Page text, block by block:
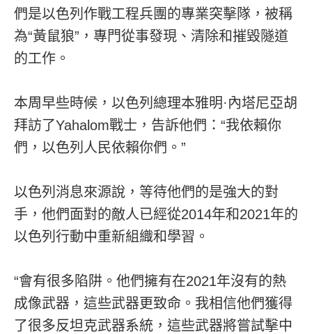
們是以色列作戰工程兵團的專業突擊隊，被稱
為“黃鼠狼”，專門從事發現、清除和摧毀隧道
的工作。
本周早些時候，以色列總理本雅明·內塔尼亞胡
拜訪了Yahalom戰士，告訴他們：“我依賴你
們，以色列人民依賴你們。”
以色列消息來源說，等待他們的是強大的對
手，他們面對的敵人已經從2014年和2021年的
以色列行動中重新組織和學習。
“會有很多陷阱。他們擁有在2021年沒有的熱
成像武器，這些武器更致命。我相信他們獲得
了很多反坦克武器系統，這些武器將嘗試擊中